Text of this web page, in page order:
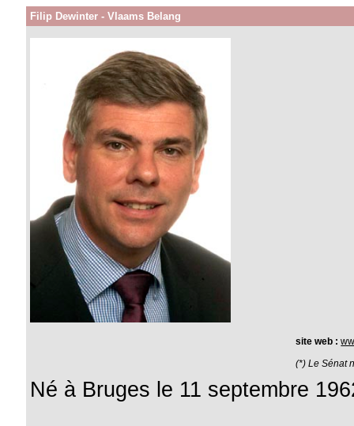
Filip Dewinter - Vlaams Belang
site web :
(*) Le Sénat
Né à Bruges le 11 septembre